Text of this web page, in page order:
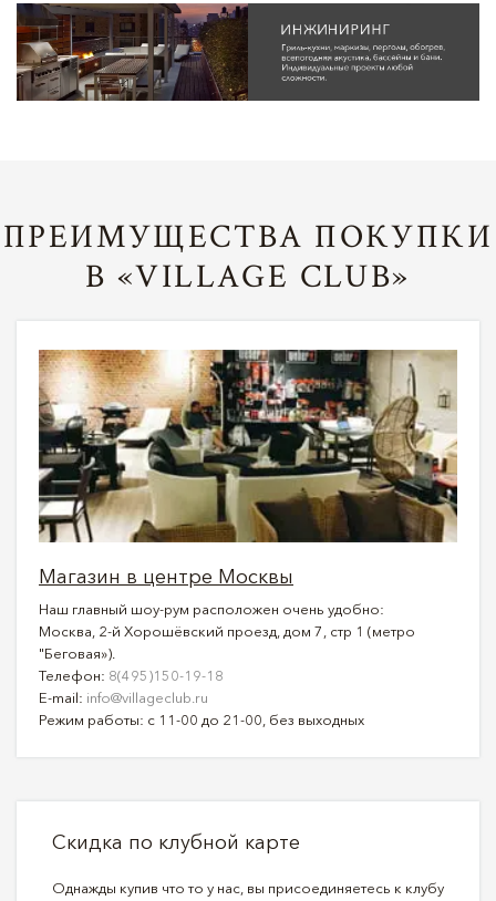
ПРЕИМУЩЕСТВА ПОКУПКИ
В «VILLAGE CLUB»
Магазин в центре Москвы
Наш главный шоу-рум расположен очень удобно:
Москва, 2-й Хорошёвский проезд, дом 7, стр 1 (метро
"Беговая»).
Телефон: 8(495)150-19-18
E-mail: info@villageclub.ru
Режим работы: с 11-00 до 21-00, без выходных
Скидка по клубной карте
Однажды купив что то у нас, вы присоединяетесь к клубу